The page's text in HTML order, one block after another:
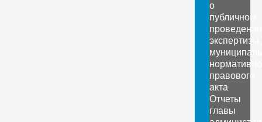
о
публичном
проведении
экспертизы
правового
акта
Отчеты
главы